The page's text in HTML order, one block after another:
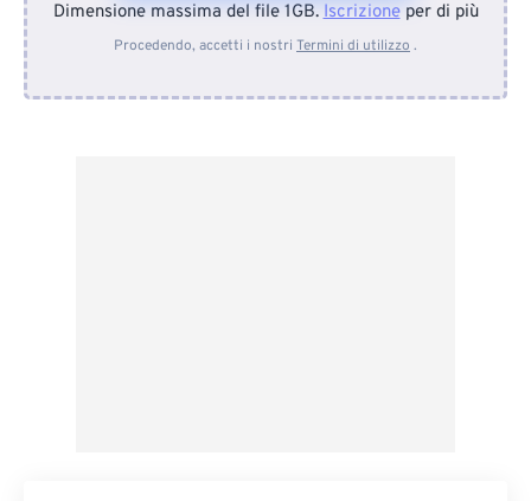
Dal dispositivo
Dimensione massima del file 1GB.Iscrizioneper di più
Procedendo, accetti i nostri Termini di utilizzo .